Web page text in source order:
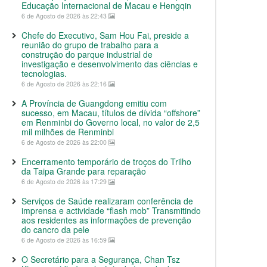
Educação Internacional de Macau e Hengqin
6 de Agosto de 2026 às 22:43
Chefe do Executivo, Sam Hou Fai, preside a
reunião do grupo de trabalho para a
construção do parque industrial de
investigação e desenvolvimento das ciências e
tecnologias.
6 de Agosto de 2026 às 22:16
A Província de Guangdong emitiu com
sucesso, em Macau, títulos de dívida “offshore”
em Renminbi do Governo local, no valor de 2,5
mil milhões de Renminbi
6 de Agosto de 2026 às 22:00
Encerramento temporário de troços do Trilho
da Taipa Grande para reparação
6 de Agosto de 2026 às 17:29
Serviços de Saúde realizaram conferência de
imprensa e actividade “flash mob” Transmitindo
aos residentes as informações de prevenção
do cancro da pele
6 de Agosto de 2026 às 16:59
O Secretário para a Segurança, Chan Tsz